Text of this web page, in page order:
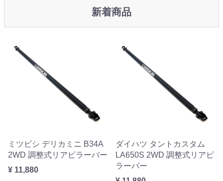
新着商品
ミツビシ デリカミニ B34A
2WD 調整式リアピラーバー
¥ 11,880
ダイハツ タントカスタム
LA650S 2WD 調整式リアピ
ラーバー